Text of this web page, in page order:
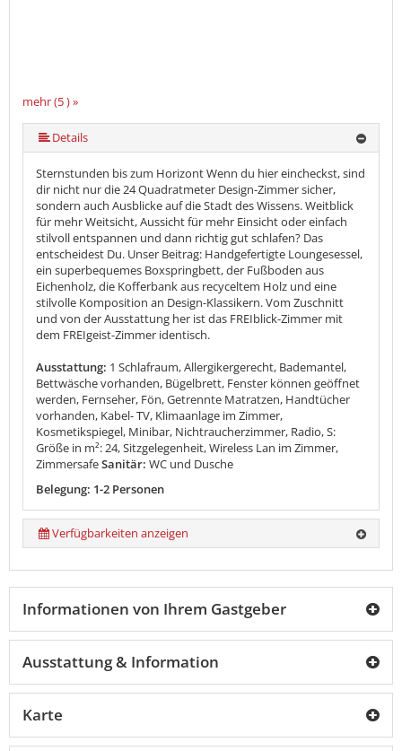
mehr (5 ) »
mehr (5 ) »
Details
Sternstunden bis zum Horizont Wenn du hier eincheckst, sind
dir nicht nur die 24 Quadratmeter Design-Zimmer sicher,
sondern auch Ausblicke auf die Stadt des Wissens. Weitblick
für mehr Weitsicht, Aussicht für mehr Einsicht oder einfach
stilvoll entspannen und dann richtig gut schlafen? Das
entscheidest Du. Unser Beitrag: Handgefertigte Loungesessel,
ein superbequemes Boxspringbett, der Fußboden aus
Eichenholz, die Kofferbank aus recyceltem Holz und eine
stilvolle Komposition an Design-Klassikern. Vom Zuschnitt
und von der Ausstattung her ist das FREIblick-Zimmer mit
dem FREIgeist-Zimmer identisch.
Ausstattung: 1 Schlafraum, Allergikergerecht, Bademantel,
Bettwäsche vorhanden, Bügelbrett, Fenster können geöffnet
werden, Fernseher, Fön, Getrennte Matratzen, Handtücher
vorhanden, Kabel- TV, Klimaanlage im Zimmer,
Kosmetikspiegel, Minibar, Nichtraucherzimmer, Radio, S:
Größe in m²: 24, Sitzgelegenheit, Wireless Lan im Zimmer,
ZimmersafeSanitär: WC und Dusche
Belegung: 1-2 Personen
Verfügbarkeiten anzeigen
Informationen von Ihrem Gastgeber
Ausstattung & Information
Karte